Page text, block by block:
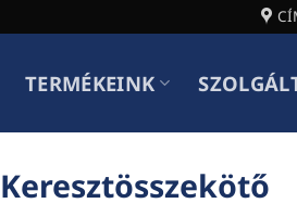
TERMÉKEINK
Keresztösszekötő